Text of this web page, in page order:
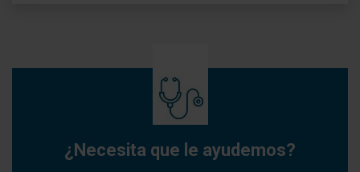
¿Necesita que le ayudemos?